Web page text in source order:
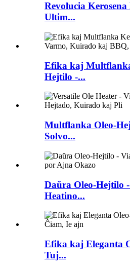
Revolucia
Ultim...
Efika kaj
Hejtilo -...
Multflanka Oleo-
Solvo...
Daŭra Oleo-Hejtilo
Heatino...
Efika kaj Eleganta
Tuj...